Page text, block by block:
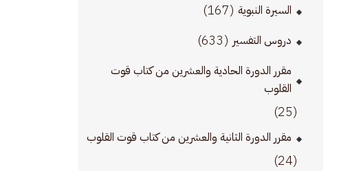
السيرة النبوية (167)
دروس التفسير (633)
مقرر الدورة الحادية والعشرين من كتاب قوت
القلوب
(25)
مقرر الدورة الثانية والعشرين من كتاب قوت القلوب
(24)